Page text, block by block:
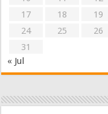
17
18 19
24
25 26
31
« Jul